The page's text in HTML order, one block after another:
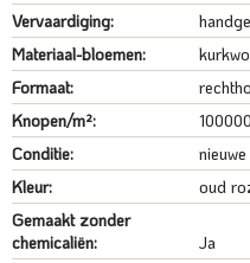
Vervaardiging:
Materiaal-bloemen:
Formaat:
Knopen/m²:
Conditie:
nieuwe
Kleur:
oud
Gemaakt zonder
chemicaliën:
Ja